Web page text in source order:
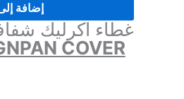
إضافة
غطاء اكرليك شفاف
COVER